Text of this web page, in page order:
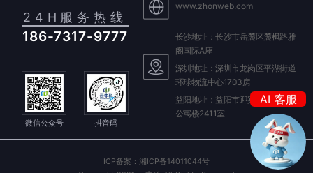
AI 客服
晓云
我是你的
24H服务热线
186-7317-9777
微信公众号 抖音码
www.zhonweb.com
长沙地址：长沙市岳麓区麓枫路雅
阁国际A座
深圳地址：深圳市龙岗区平湖街道
环球物流中心1703房
益阳地址：益阳市迎宾东路588号
公寓楼2411室
ICP备案：湘ICP备14011044号